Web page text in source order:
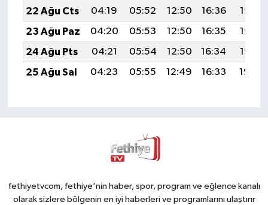
22 Ağu Cts
04:19 05:52 12:50 16:36
19:38
23 Ağu Paz
04:20 05:53 12:50 16:35
19:37
24 Ağu Pts
04:21 05:54 12:50 16:34
19:35
25 Ağu Sal
04:23 05:55 12:49 16:33 19:34
fethiyetvcom, fethiye'nin haber, spor, program ve eğlence kanalı
olarak sizlere bölgenin en iyi haberleri ve programlarını ulaştırır